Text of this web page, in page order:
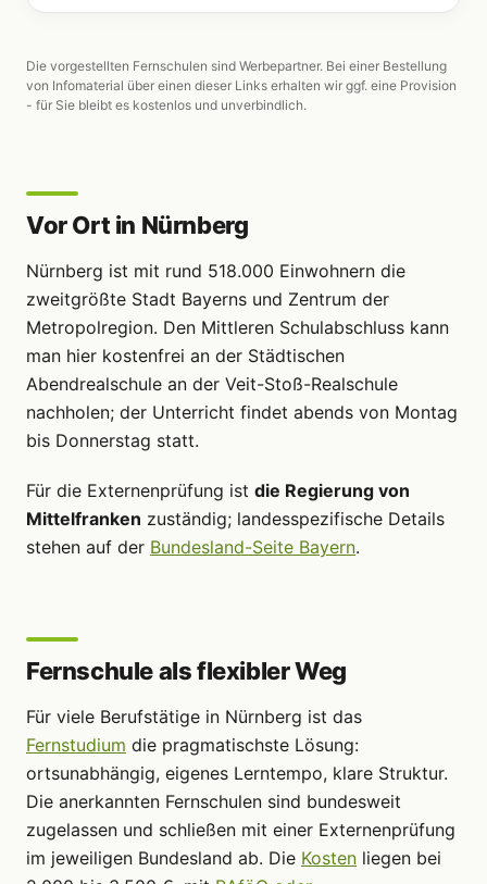
Die vorgestellten Fernschulen sind Werbepartner. Bei einer Bestellung
von Infomaterial über einen dieser Links erhalten wir ggf. eine Provision
- für Sie bleibt es kostenlos und unverbindlich.
Vor Ort in Nürnberg
Nürnberg ist mit rund 518.000 Einwohnern die
zweitgrößte Stadt Bayerns und Zentrum der
Metropolregion. Den Mittleren Schulabschluss kann
man hier kostenfrei an der Städtischen
Abendrealschule an der Veit-Stoß-Realschule
nachholen; der Unterricht findet abends von Montag
bis Donnerstag statt.
Für die Externenprüfung ist die Regierung von
Mittelfranken zuständig; landesspezifische Details
stehen auf der Bundesland-Seite Bayern.
Fernschule als flexibler Weg
Für viele Berufstätige in Nürnberg ist das
Fernstudium die pragmatischste Lösung:
ortsunabhängig, eigenes Lerntempo, klare Struktur.
Die anerkannten Fernschulen sind bundesweit
zugelassen und schließen mit einer Externenprüfung
im jeweiligen Bundesland ab. Die Kosten liegen bei